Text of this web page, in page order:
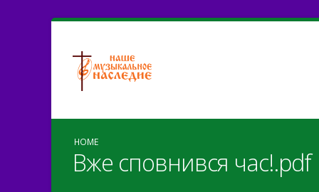
HOME
Вже сповнився час!.pdf